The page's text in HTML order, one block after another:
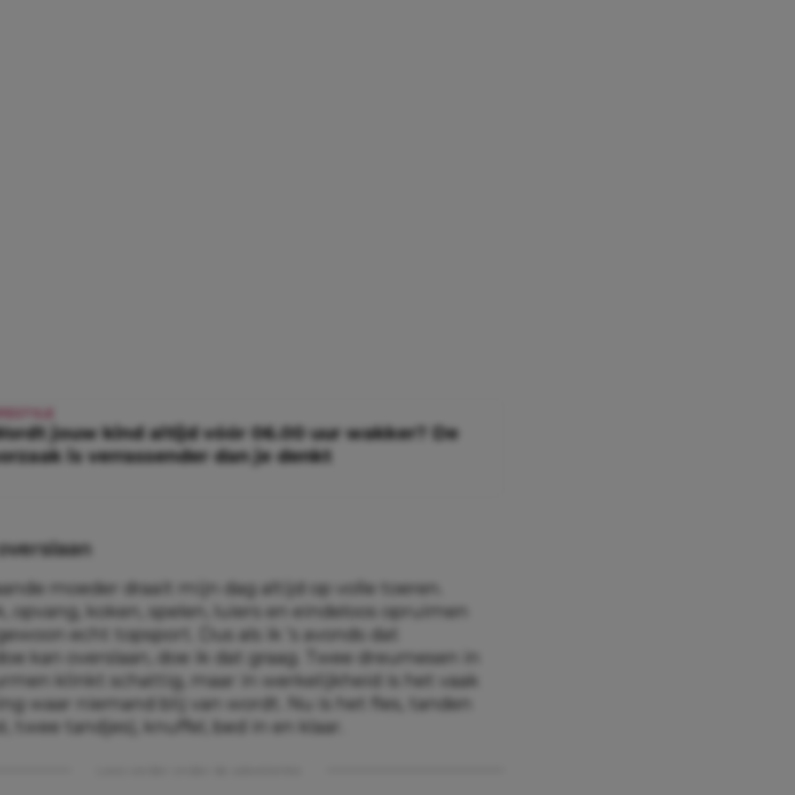
jouw kind altijd vóór 06.00 uur wakker? De
is verrassender dan je denkt
moeder draait mijn dag altijd op volle toeren.
opvang, koken, spelen, luiers en eindeloos opruimen
echt topsport. Dus als ik ’s avonds dat
kan overslaan, doe ik dat graag. Twee dreumesen in
klinkt schattig, maar in werkelijkheid is het vaak
waar niemand blij van wordt. Nu is het fles, tanden
twee tandjes), knuffel, bed in en klaar.